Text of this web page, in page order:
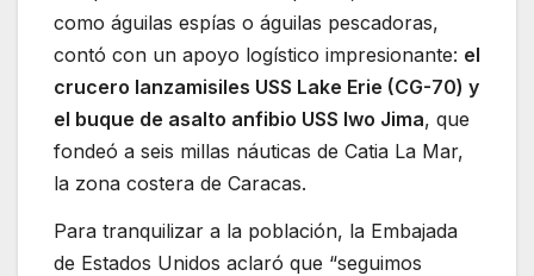
como águilas espías o águilas pescadoras,
contó con un apoyo logístico impresionante: el
crucero lanzamisiles USS Lake Erie (CG-70) y
el buque de asalto anfibio USS Iwo Jima, que
fondeó a seis millas náuticas de Catia La Mar,
la zona costera de Caracas.
Para tranquilizar a la población, la Embajada
de Estados Unidos aclaró que “seguimos